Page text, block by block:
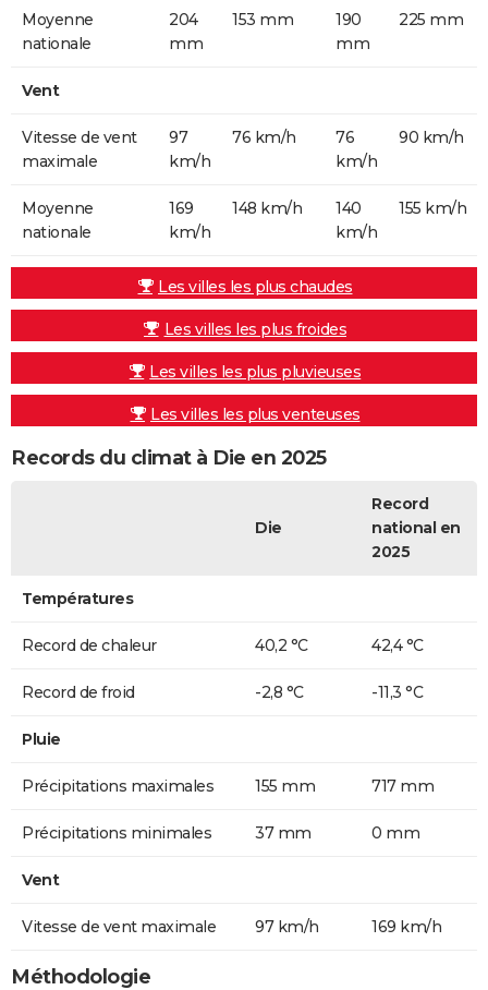
Moyenne
nationale
204
mm
153 mm
190
mm
225 mm
Vent
Vitesse de vent
maximale
97
km/h
76 km/h
76
km/h
90 km/h
Moyenne
nationale
169
km/h
148 km/h
140
km/h
155 km/h
Les villes les plus chaudes
Les villes les plus froides
Les villes les plus pluvieuses
Les villes les plus venteuses
Records du climat à Die en 2025
Die
Record
national en
2025
Températures
Record de chaleur 40,2 °C 42,4 °C
Record de froid -2,8 °C -11,3 °C
Pluie
Précipitations maximales 155 mm 717 mm
Précipitations minimales 37 mm 0 mm
Vent
Vitesse de vent maximale 97 km/h 169 km/h
Méthodologie